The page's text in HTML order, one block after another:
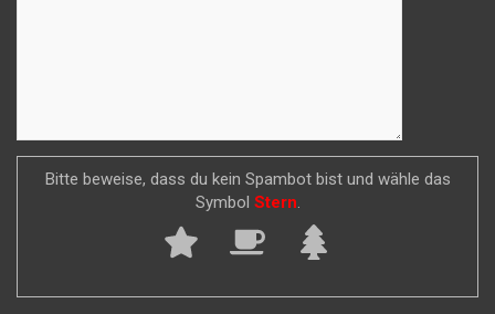
Bitte beweise, dass du kein Spambot bist und wähle das
Symbol Stern.